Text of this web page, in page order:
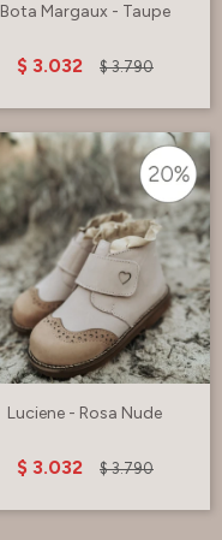
Bota Margaux - Taupe
$ 3.032 $ 3.790
Luciene - Rosa Nude
$ 3.032 $ 3.790